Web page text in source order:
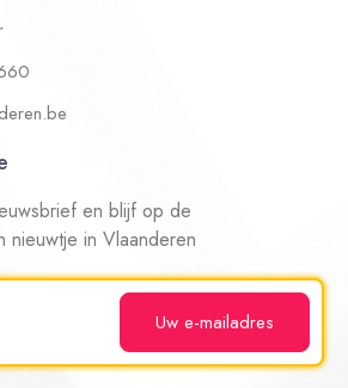
en blijf op de
nieuwtje in Vlaanderen